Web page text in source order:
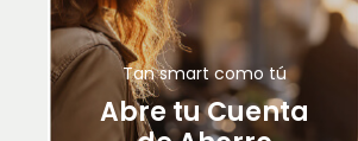
Tan smart como tú
Abre tu Cuenta